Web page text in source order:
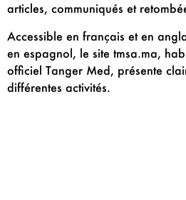
articles, communiqués et
Accessible en français et en
en espagnol, le site tmsa.ma,
officiel Tanger Med, présente
différentes activités.